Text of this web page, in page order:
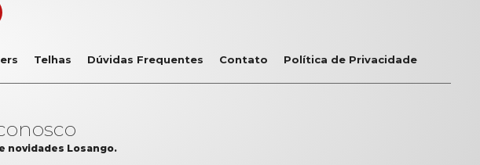
Telhas Dúvidas Frequentes Contato Política de Privacidade
novidades Losango.